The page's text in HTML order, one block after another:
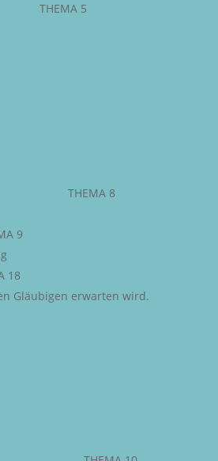
THEMA 5
THEMA 8
9
18
Gläubigen erwarten wird.